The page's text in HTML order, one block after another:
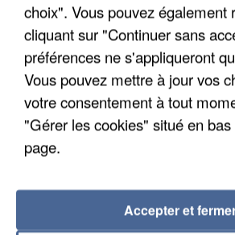
choix". Vous pouvez également
cliquant sur "Continuer sans
préférences ne s'appliqueront
Vous pouvez mettre à jour vos
votre consentement à tout
"Gérer les cookies" situé en
page.
Accepter et